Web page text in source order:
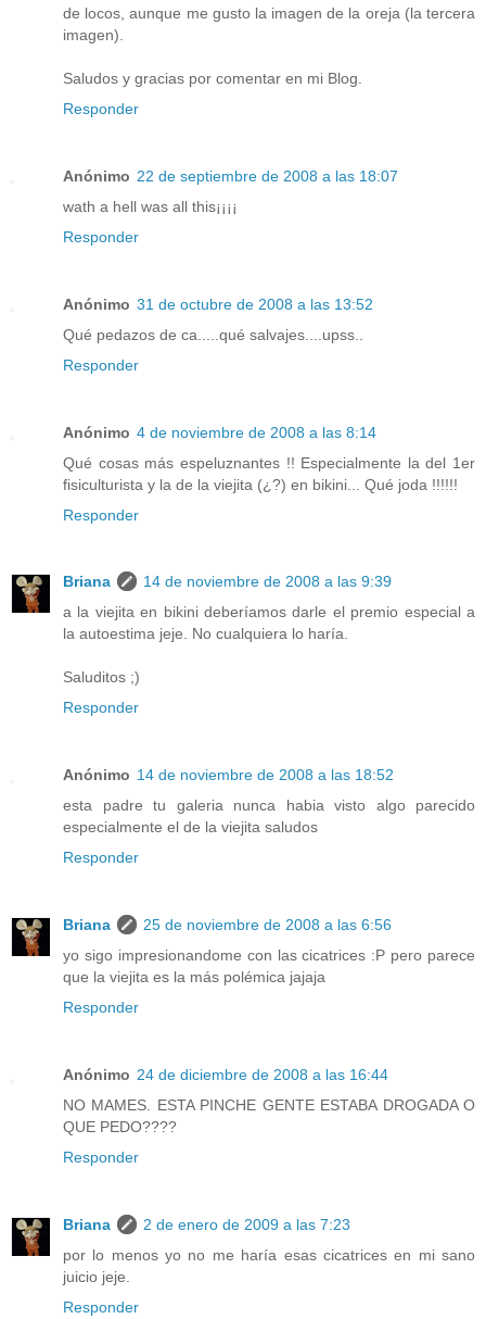
de locos, aunque me gusto la imagen de la oreja (la tercera
imagen).
Saludos y gracias por comentar en mi Blog.
Responder
Anónimo 22 de septiembre de 2008 a las 18:07
wath a hell was all this¡¡¡¡
Responder
Anónimo 31 de octubre de 2008 a las 13:52
Qué pedazos de ca.....qué salvajes....upss..
Responder
Anónimo 4 de noviembre de 2008 a las 8:14
Qué cosas más espeluznantes !! Especialmente la del 1er
fisiculturista y la de la viejita (¿?) en bikini... Qué joda !!!!!!
Responder
Briana
14 de noviembre de 2008 a las 9:39
a la viejita en bikini deberíamos darle el premio especial a
la autoestima jeje. No cualquiera lo haría.
Saluditos ;)
Responder
Anónimo 14 de noviembre de 2008 a las 18:52
esta padre tu galeria nunca habia visto algo parecido
especialmente el de la viejita saludos
Responder
Briana
25 de noviembre de 2008 a las 6:56
yo sigo impresionandome con las cicatrices :P pero parece
que la viejita es la más polémica jajaja
Responder
Anónimo 24 de diciembre de 2008 a las 16:44
NO MAMES. ESTA PINCHE GENTE ESTABA DROGADA O
QUE PEDO????
Responder
Briana
2 de enero de 2009 a las 7:23
por lo menos yo no me haría esas cicatrices en mi sano
juicio jeje.
Responder